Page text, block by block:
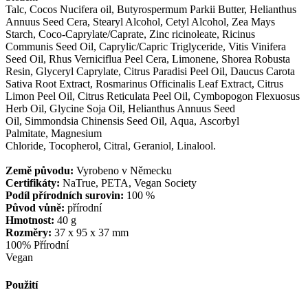
Talc, Cocos Nucifera oil, Butyrospermum Parkii Butter, Helianthus
Annuus Seed Cera, Stearyl Alcohol, Cetyl Alcohol, Zea Mays
Starch, Coco-Caprylate/Caprate, Zinc ricinoleate, Ricinus
Communis Seed Oil, Caprylic/Capric Triglyceride, Vitis Vinifera
Seed Oil, Rhus Verniciflua Peel Cera, Limonene, Shorea Robusta
Resin, Glyceryl Caprylate, Citrus Paradisi Peel Oil, Daucus Carota
Sativa Root Extract, Rosmarinus Officinalis Leaf Extract, Citrus
Limon Peel Oil, Citrus Reticulata Peel Oil, Cymbopogon Flexuosus
Herb Oil, Glycine Soja Oil, Helianthus Annuus Seed
Oil, Simmondsia Chinensis Seed Oil, Aqua, Ascorbyl
Palmitate, Magnesium
Chloride, Tocopherol, Citral, Geraniol, Linalool.
Země původu: Vyrobeno v Německu
Certifikáty: NaTrue, PETA, Vegan Society
Podíl přírodních surovin: 100 %
Původ vůně: přírodní
Hmotnost: 40 g
Rozměry: 37 x 95 x 37 mm
100% Přírodní
Vegan
Použití